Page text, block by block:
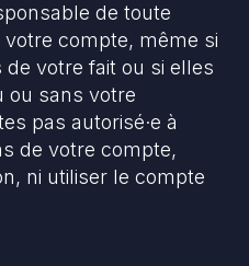
de toute
compte, même si
votre fait ou si elles
ou sans votre
pas autorisé·e à
de votre compte,
ni utiliser le compte